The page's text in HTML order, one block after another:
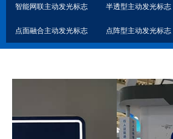
智能网联主动发光标志 半透型主动发光标志
点面融合主动发光标志 点阵型主动发光标志